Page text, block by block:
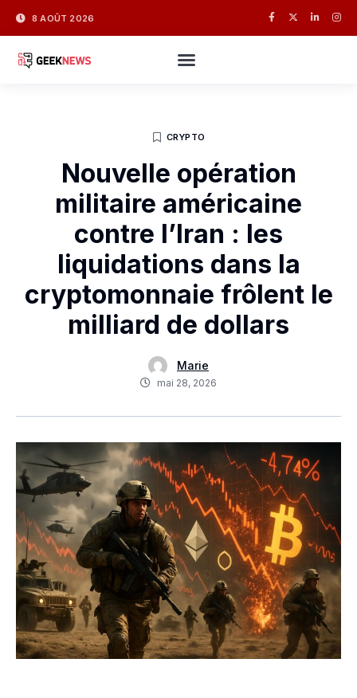
8 AOÛT 2026
CRYPTO
Nouvelle opération
militaire américaine
contre l’Iran : les
liquidations dans la
cryptomonnaie frôlent le
milliard de dollars
Marie
mai 28, 2026